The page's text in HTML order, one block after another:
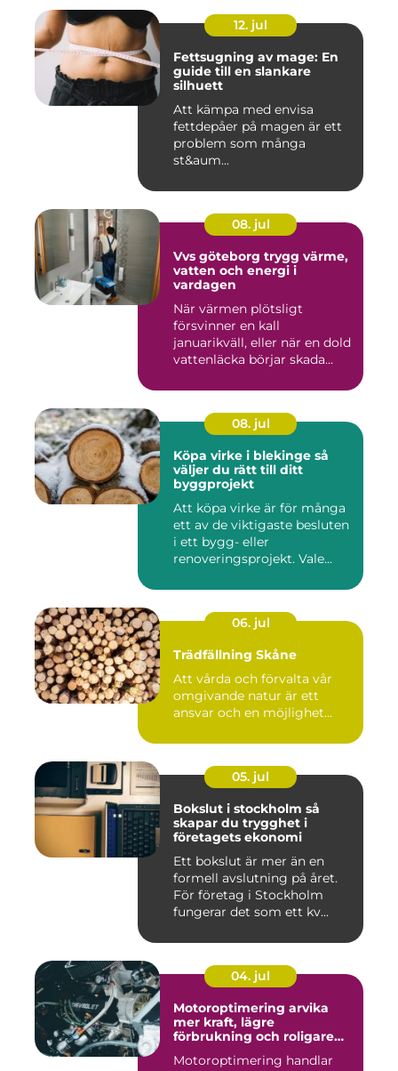
12. jul
Fettsugning av mage: En
guide till en slankare
silhuett
Att kämpa med envisa
fettdepåer på magen är ett
problem som många
st&aum...
08. jul
Vvs göteborg trygg värme,
vatten och energi i
vardagen
När värmen plötsligt
försvinner en kall
januarikväll, eller när en dold
vattenläcka börjar skada
08. jul
Köpa virke i blekinge så
väljer du rätt till ditt
byggprojekt
Att köpa virke är för många
ett av de viktigaste besluten
i ett bygg- eller
renoveringsprojekt. Vale...
06. jul
Trädfällning Skåne
Att vårda och förvalta vår
omgivande natur är ett
ansvar och en möjlighet...
05. jul
Bokslut i stockholm så
skapar du trygghet i
företagets ekonomi
Ett bokslut är mer än en
formell avslutning på året.
För företag i Stockholm
fungerar det som ett kv...
04. jul
Motoroptimering arvika
mer kraft, lägre
förbrukning och roligare
Motoroptimering handlar